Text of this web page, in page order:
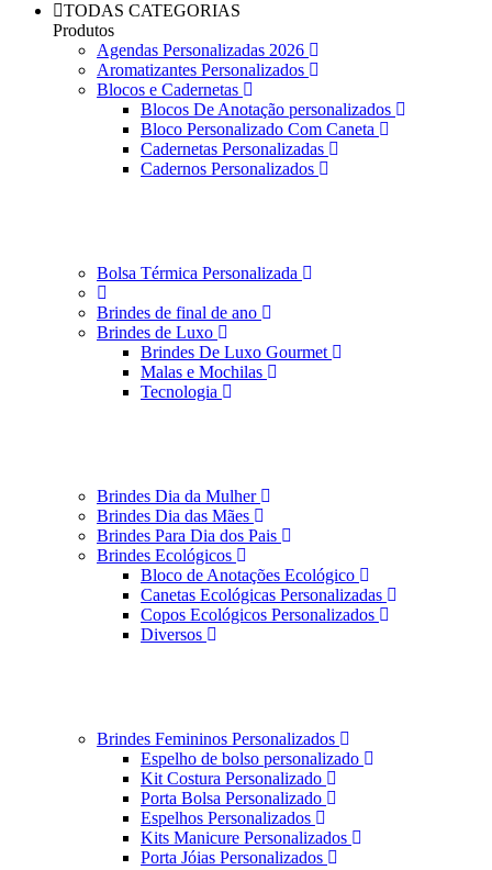
TODAS CATEGORIAS
Produtos
Agendas Personalizadas 2026
Aromatizantes Personalizados
Blocos e Cadernetas
Blocos De Anotação personalizados
Bloco Personalizado Com Caneta
Cadernetas Personalizadas
Cadernos Personalizados
Bolsa Térmica Personalizada
Brindes de final de ano
Brindes de Luxo
Brindes De Luxo Gourmet
Malas e Mochilas
Tecnologia
Brindes Dia da Mulher
Brindes Dia das Mães
Brindes Para Dia dos Pais
Brindes Ecológicos
Bloco de Anotações Ecológico
Canetas Ecológicas Personalizadas
Copos Ecológicos Personalizados
Diversos
Brindes Femininos Personalizados
Espelho de bolso personalizado
Kit Costura Personalizado
Porta Bolsa Personalizado
Espelhos Personalizados
Kits Manicure Personalizados
Porta Jóias Personalizados